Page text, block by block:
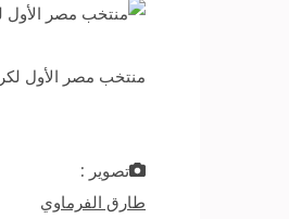
منتخب مصر الأول لكرة
تصوير :
طارق الفرماوي